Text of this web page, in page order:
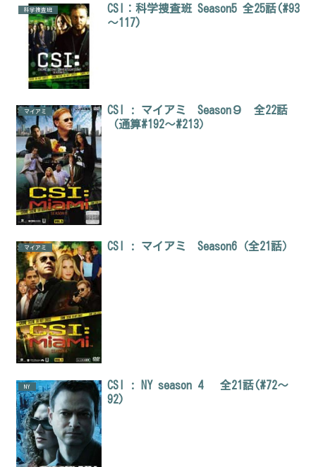
科学捜査班
CSI：科学捜査班 Season5 全25話(#93
～117)
マイアミ
CSI : マイアミ Season９ 全22話
（通算#192～#213）
マイアミ CSI : マイアミ Season6（全21話）
NY
CSI : NY season 4 全21話(#72～
92)